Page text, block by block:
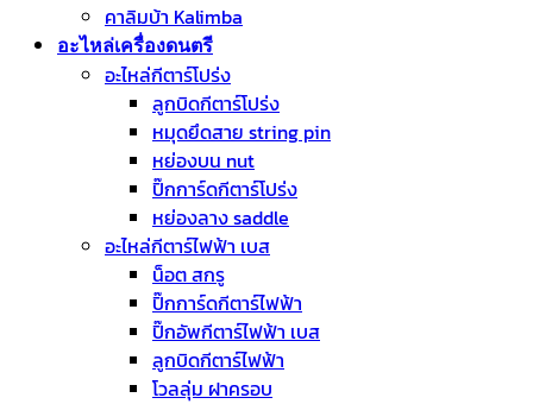
คาลิมบ้า Kalimba
อะไหล่เครื่องดนตรี
อะไหล่กีตาร์โปร่ง
ลูกบิดกีตาร์โปร่ง
หมุดยึดสาย string pin
หย่องบน nut
ปิ๊กการ์ดกีตาร์โปร่ง
หย่องลาง saddle
อะไหล่กีตาร์ไฟฟ้า เบส
น็อต สกรู
ปิ๊กการ์ดกีตาร์ไฟฟ้า
ปิ๊กอัพกีตาร์ไฟฟ้า เบส
ลูกบิดกีตาร์ไฟฟ้า
โวลลุ่ม ฝาครอบ